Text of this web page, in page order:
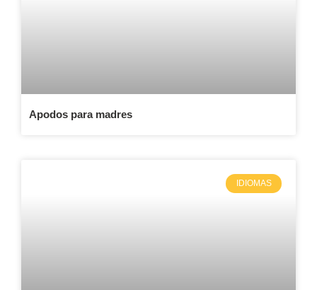
Apodos para madres
IDIOMAS